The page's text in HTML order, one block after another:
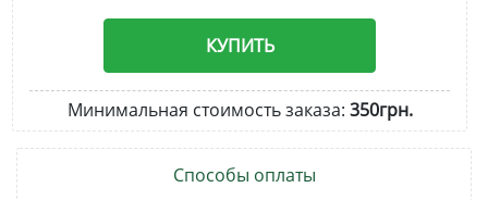
КУПИТЬ
Минимальная стоимость заказа: 350грн.
Способы оплаты